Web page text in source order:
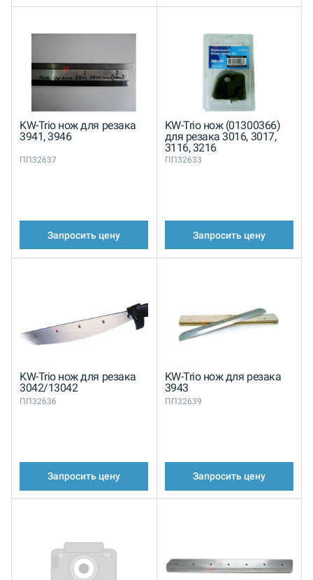
KW-Trio нож для резака
3941, 3946
ПП32637
Запросить цену
KW-Trio нож (01300366)
для резака 3016, 3017,
3116, 3216
ПП32633
Запросить цену
KW-Trio нож для резака
3042/13042
ПП32636
Запросить цену
KW-Trio нож для резака
3943
ПП32639
Запросить цену